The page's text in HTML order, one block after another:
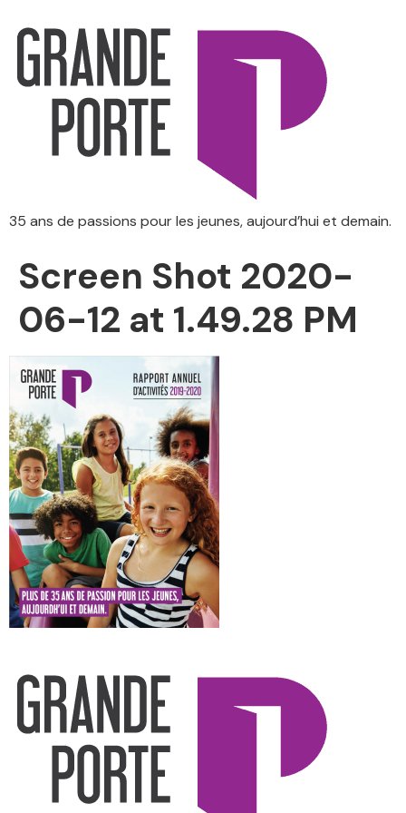
35 ans de passions pour les jeunes, aujourd’hui et demain.
Screen Shot 2020-
06-12 at 1.49.28 PM